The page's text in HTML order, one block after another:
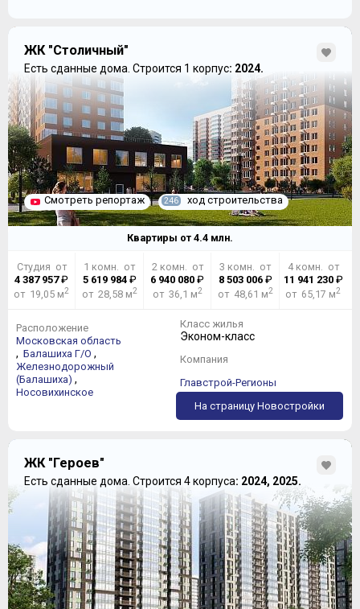
ЖК "Столичный"
Есть сданные дома. Строится 1 корпус: 2024.
Смотреть репортаж 246 ход строительства
Квартиры от 4.4 млн.
Студия от
4 387 957₽
от 19,05 м2
1 комн. от
5 619 984₽
от 28,58 м2
2 комн. от
6 940 080 ₽
от 36,1 м2
3 комн. от
8 503 006₽
от 48,61 м2
4 комн. от
11 941 230₽
от 65,17 м2
Расположение
Московская область
, Балашиха Г/О ,
Железнодорожный
(Балашиха) ,
Носовихинское
Класс жилья
Эконом-класс
Компания
Главстрой-Регионы
На страницу Новостройки
ЖК "Героев"
Есть сданные дома. Строится 4 корпуса: 2024, 2025.